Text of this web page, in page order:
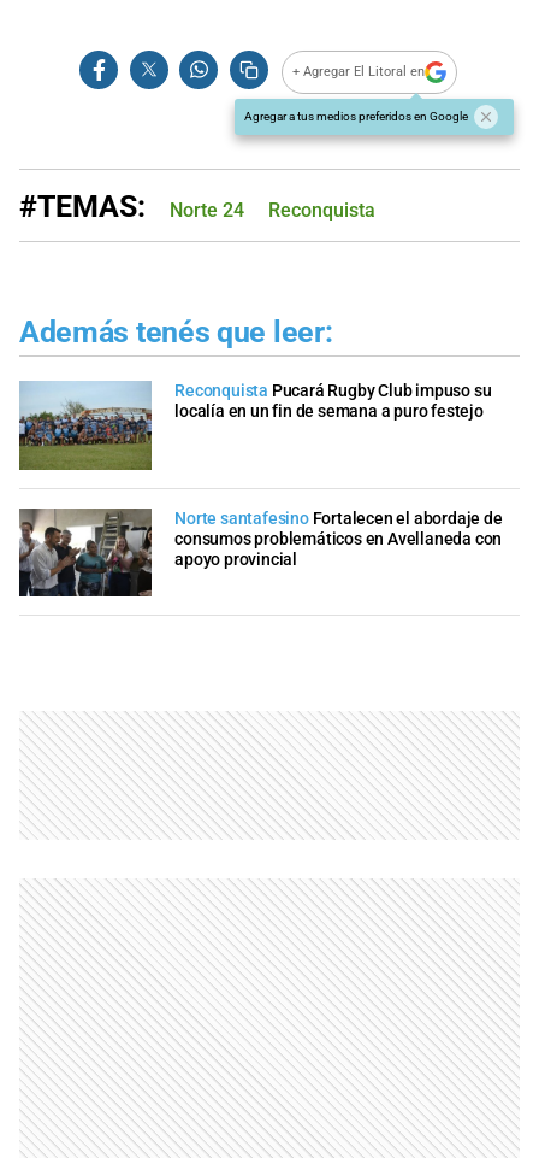
+ Agregar El Litoral en
Agregar a tus medios preferidos en Google
#TEMAS: Norte 24 Reconquista
Además tenés que leer:
Reconquista Pucará Rugby Club impuso su
localía en un fin de semana a puro festejo
Norte santafesino Fortalecen el abordaje de
consumos problemáticos en Avellaneda con
apoyo provincial